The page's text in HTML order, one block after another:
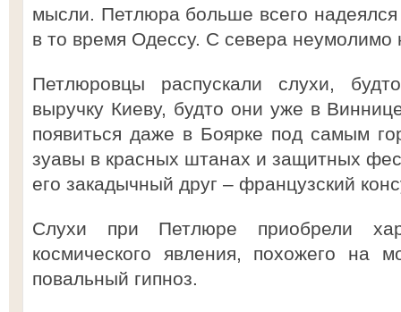
мысли. Петлюра больше всего
в то время Одессу. С севера неумолимо
Петлюровцы распускали слухи,
выручку Киеву, будто они уже в
появиться даже в Боярке под самым
зуавы в красных штанах и защитных
его закадычный друг – французский
Слухи при Петлюре приобрели
космического явления, похожего на
повальный гипноз.